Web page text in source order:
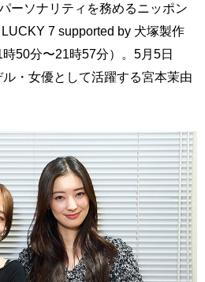
ーソナリティを務めるニッポン
7 supported by 犬塚製作
50分〜21時57分）。5月5日
・女優として活躍する宮本茉由